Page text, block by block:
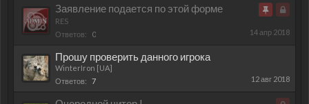
Заявление подается по этой форме
RES
Ответов:
0 14 апр 2018
Прошу проверить данного игрока
WinterIron [UA]
Ответов:
7 12 авг 2018